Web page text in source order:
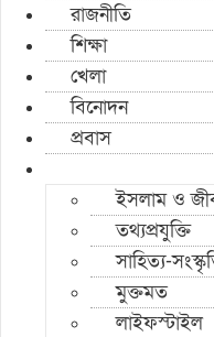
রাজনীতি
শিক্ষা
খেলা
বিনোদন
প্রবাস
ইসলাম ও
তথ্যপ্রযুক্তি
সাহিত্য-
মুক্তমত
লাইফস্টাইল